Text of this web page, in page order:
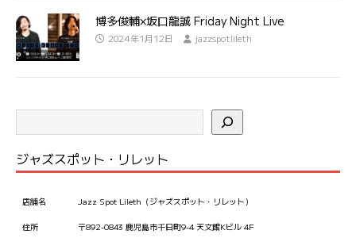
博多俊輔×坂口龍誠 Friday Night Live
2024年1月12日 jazzspotlileth
ジャズスポット・リレット
店舗名 Jazz Spot Lileth（ジャズスポット・リレット）
住所 〒892-0843 鹿児島市千日町9-4 天文館Kビル 4F